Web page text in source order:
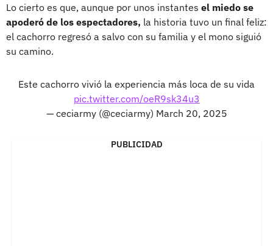
Lo cierto es que, aunque por unos instantes el miedo se
apoderó de los espectadores, la historia tuvo un final feliz:
el cachorro regresó a salvo con su familia y el mono siguió
su camino.
Este cachorro vivió la experiencia más loca de su vida
pic.twitter.com/oeR9sk34u3
— ceciarmy (@ceciarmy) March 20, 2025
PUBLICIDAD